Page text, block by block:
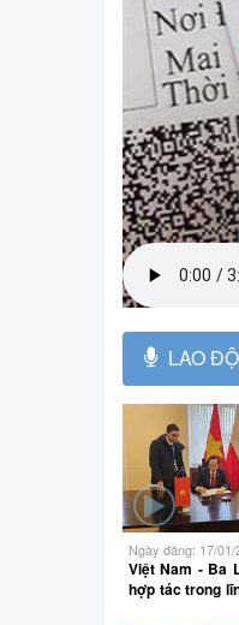
LAO
Ngày đăng: 17/01/
Việt Nam - Ba
hợp tác trong